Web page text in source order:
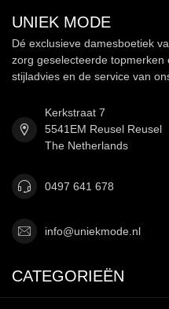
UNIEK MODE
Dé exclusieve damesboetiek
zorg geselecteerde topmerken
stijladvies en de service van
Kerkstraat 7
5541EM Reusel Reusel
The Netherlands
0497 641 678
info@uniekmode.nl
CATEGORIEËN